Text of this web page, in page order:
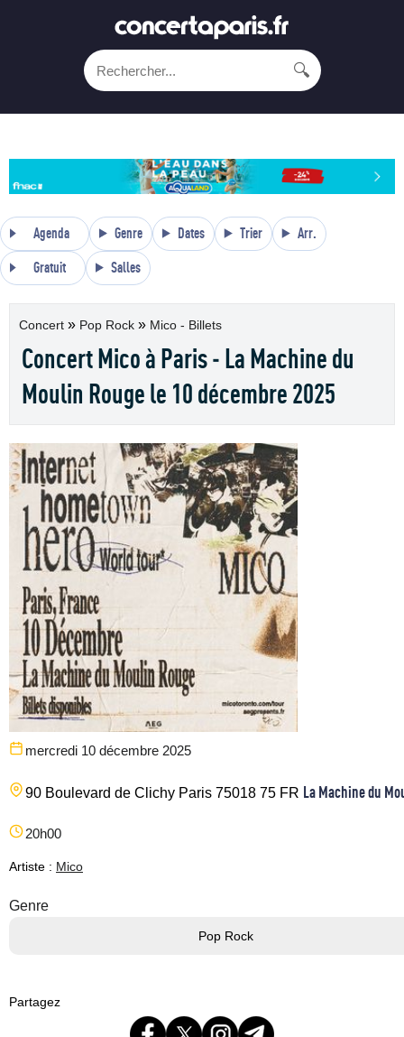
🔍
Agenda Genre Dates Trier Arr.
Gratuit Salles
Concert » Pop Rock » Mico - Billets
Concert Mico à Paris - La Machine du
Moulin Rouge le 10 décembre 2025
mercredi 10 décembre 2025
90 Boulevard de Clichy Paris 75018 75 FR La Machine du
20h00
Artiste : Mico
Genre
Pop Rock
Partagez